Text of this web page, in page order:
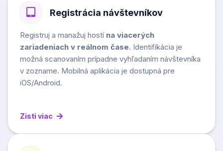
Registrácia návštevníkov
Registruj a manažuj hostí na viacerých
zariadeniach v reálnom čase. Identifikácia je
možná scanovaním prípadne vyhľadaním návštevníka
v zozname. Mobilná aplikácia je dostupná pre
iOS/Android.
Zisti viac